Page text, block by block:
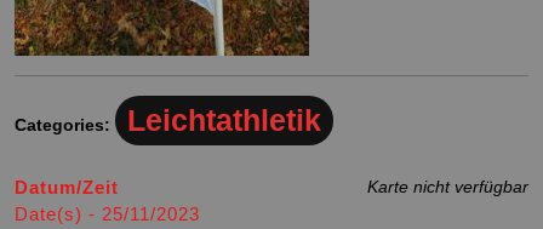
Categories: Leichtathletik
Karte nicht verfügbar
Datum/Zeit
Date(s) - 25/11/2023